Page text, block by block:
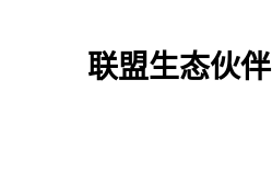
联盟生态伙伴